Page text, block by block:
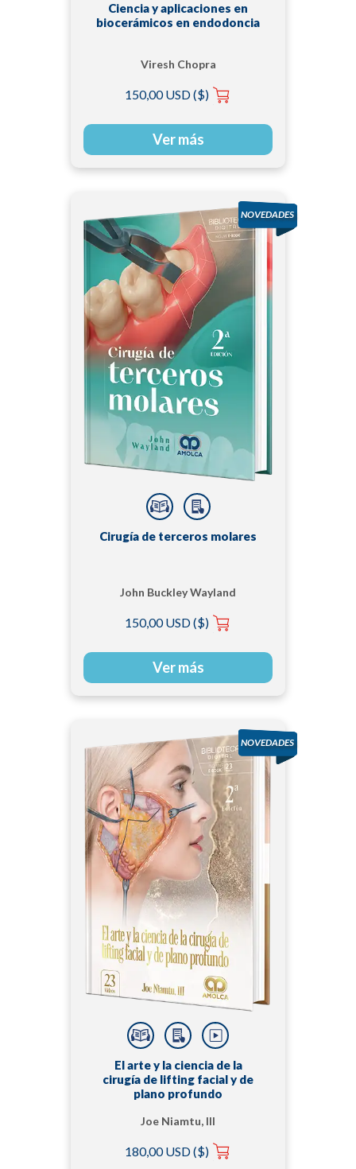
Ciencia y aplicaciones en
biocerámicos en endodoncia
Viresh Chopra
150,00 USD ($)
Ver más
Cirugía de terceros molares
John Buckley Wayland
150,00 USD ($)
Ver más
El arte y la ciencia de la
cirugía de lifting facial y de
plano profundo
Joe Niamtu, III
180,00 USD ($)